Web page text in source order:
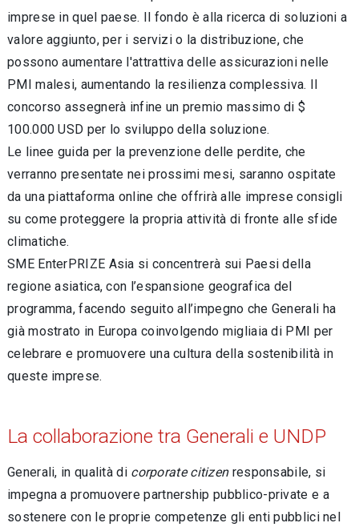
imprese in quel paese. Il fondo è alla ricerca di soluzioni a
valore aggiunto, per i servizi o la distribuzione, che
possono aumentare l'attrattiva delle assicurazioni nelle
PMI malesi, aumentando la resilienza complessiva. Il
concorso assegnerà infine un premio massimo di $
100.000 USD per lo sviluppo della soluzione.
Le linee guida per la prevenzione delle perdite, che
verranno presentate nei prossimi mesi, saranno ospitate
da una piattaforma online che offrirà alle imprese consigli
su come proteggere la propria attività di fronte alle sfide
climatiche.
SME EnterPRIZE Asia si concentrerà sui Paesi della
regione asiatica, con l’espansione geografica del
programma, facendo seguito all’impegno che Generali ha
già mostrato in Europa coinvolgendo migliaia di PMI per
celebrare e promuovere una cultura della sostenibilità in
queste imprese.
La collaborazione tra Generali e UNDP
Generali, in qualità di corporate citizenresponsabile, si
impegna a promuovere partnership pubblico-private e a
sostenere con le proprie competenze gli enti pubblici nel